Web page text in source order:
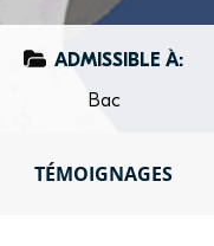
ADMISSIBLE À:
Bac
TÉMOIGNAGES